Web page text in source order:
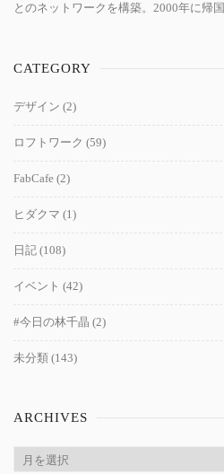
とのネットワークを構築。2000年に帰
CATEGORY
デザイン (2)
ロフトワーク (59)
FabCafe (2)
ヒダクマ (1)
日記 (108)
イベント (42)
#今日の林千晶 (2)
未分類 (143)
ARCHIVES
Archives